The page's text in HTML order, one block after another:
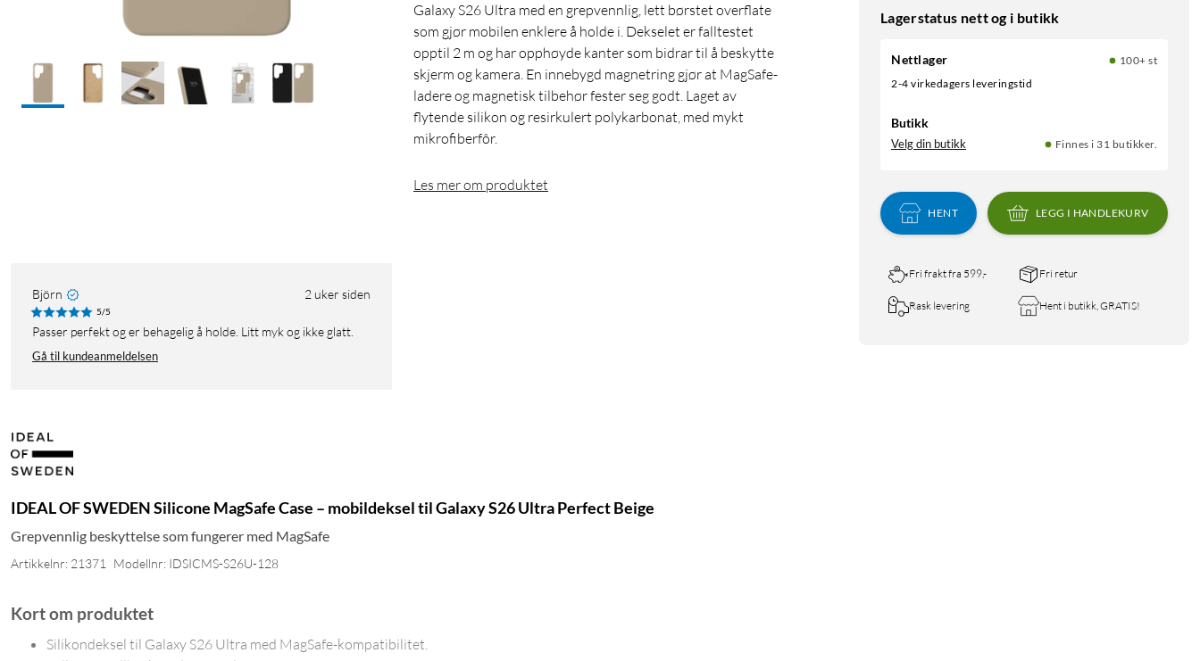
Lagerstatus nett og i butikk
Nettlager
100+ st
2-4 virkedagers leveringstid
Butikk
Velg din butikk Finnes i 31 butikker.
HENT LEGG I HANDLEKURV
Fri frakt fra 599,- Fri retur
Rask levering Hent i butikk, GRATIS!
Galaxy S26 Ultra med en grepvennlig, lett børstet overflate
som gjør mobilen enklere å holde i. Dekselet er falltestet
opptil 2 m og har opphøyde kanter som bidrar til å beskytte
skjerm og kamera. En innebygd magnetring gjør at MagSafe-
ladere og magnetisk tilbehør fester seg godt. Laget av
flytende silikon og resirkulert polykarbonat, med mykt
mikrofiberfôr.
Les mer om produktet
Björn 2 uker siden
5/5
Passer perfekt og er behagelig å holde. Litt myk og ikke glatt.
Gå til kundeanmeldelsen
IDEAL OF SWEDEN Silicone MagSafe Case – mobildeksel til Galaxy S26 Ultra Perfect Beige
Grepvennlig beskyttelse som fungerer med MagSafe
Artikkelnr: 21371 Modellnr: IDSICMS-S26U-128
Kort om produktet
Silikondeksel til Galaxy S26 Ultra med MagSafe-kompatibilitet.